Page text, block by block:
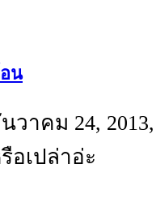
น
วาคม 24, 2013,
อเปล่าอ่ะ